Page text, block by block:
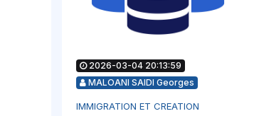
2026-03-04 20:13:59
MALOANI SAIDI Georges
IMMIGRATION ET CREATION